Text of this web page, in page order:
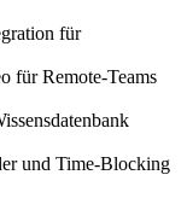
für
für Remote-Teams
und Time-Blocking